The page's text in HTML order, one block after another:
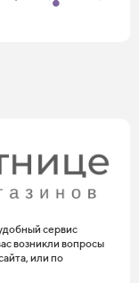
сервис
возникли вопросы
или по